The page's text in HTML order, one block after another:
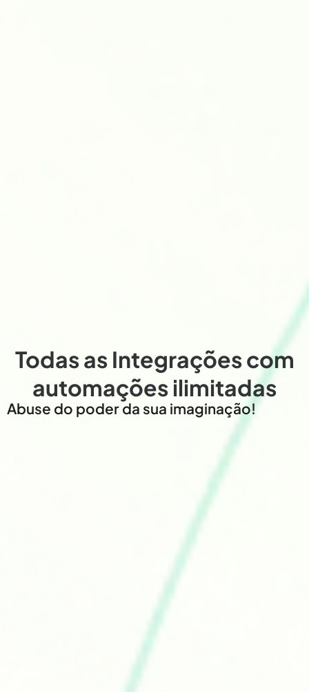
Todas as Integrações com
automações ilimitadas
Abuse do poder da sua imaginação!